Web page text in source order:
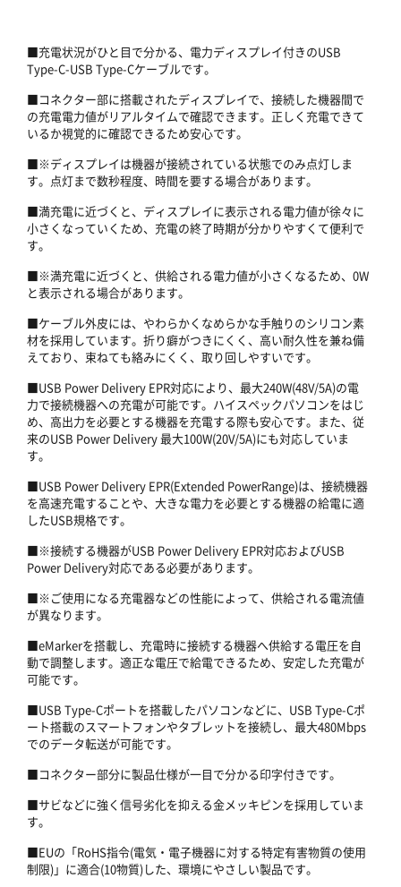
■充電状況がひと目で分かる、電力ディスプレイ付きのUSB
Type-C-USB Type-Cケーブルです。
■コネクター部に搭載されたディスプレイで、接続した機器間で
の充電電力値がリアルタイムで確認できます。正しく充電できて
いるか視覚的に確認できるため安心です。
■※ディスプレイは機器が接続されている状態でのみ点灯しま
す。点灯まで数秒程度、時間を要する場合があります。
■満充電に近づくと、ディスプレイに表示される電力値が徐々に
小さくなっていくため、充電の終了時期が分かりやすくて便利で
す。
■※満充電に近づくと、供給される電力値が小さくなるため、0W
と表示される場合があります。
■ケーブル外皮には、やわらかくなめらかな手触りのシリコン素
材を採用しています。折り癖がつきにくく、高い耐久性を兼ね備
えており、束ねても絡みにくく、取り回しやすいです。
■USB Power Delivery EPR対応により、最大240W(48V/5A)の電
力で接続機器への充電が可能です。ハイスペックパソコンをはじ
め、高出力を必要とする機器を充電する際も安心です。また、従
来のUSB Power Delivery 最大100W(20V/5A)にも対応していま
す。
■USB Power Delivery EPR(Extended PowerRange)は、接続機器
を高速充電することや、大きな電力を必要とする機器の給電に適
したUSB規格です。
■※接続する機器がUSB Power Delivery EPR対応およびUSB
Power Delivery対応である必要があります。
■※ご使用になる充電器などの性能によって、供給される電流値
が異なります。
■eMarkerを搭載し、充電時に接続する機器へ供給する電圧を自
動で調整します。適正な電圧で給電できるため、安定した充電が
可能です。
■USB Type-Cポートを搭載したパソコンなどに、USB Type-Cポ
ート搭載のスマートフォンやタブレットを接続し、最大480Mbps
でのデータ転送が可能です。
■コネクター部分に製品仕様が一目で分かる印字付きです。
■サビなどに強く信号劣化を抑える金メッキピンを採用していま
す。
■EUの「RoHS指令(電気・電子機器に対する特定有害物質の使用
制限)」に適合(10物質)した、環境にやさしい製品です。